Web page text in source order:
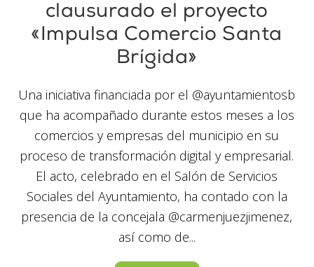
clausurado el proyecto
«Impulsa Comercio Santa
Brígida»
Una iniciativa financiada por el @ayuntamientosb
que ha acompañado durante estos meses a los
comercios y empresas del municipio en su
proceso de transformación digital y empresarial.
El acto, celebrado en el Salón de Servicios
Sociales del Ayuntamiento, ha contado con la
presencia de la concejala @carmenjuezjimenez,
así como de...